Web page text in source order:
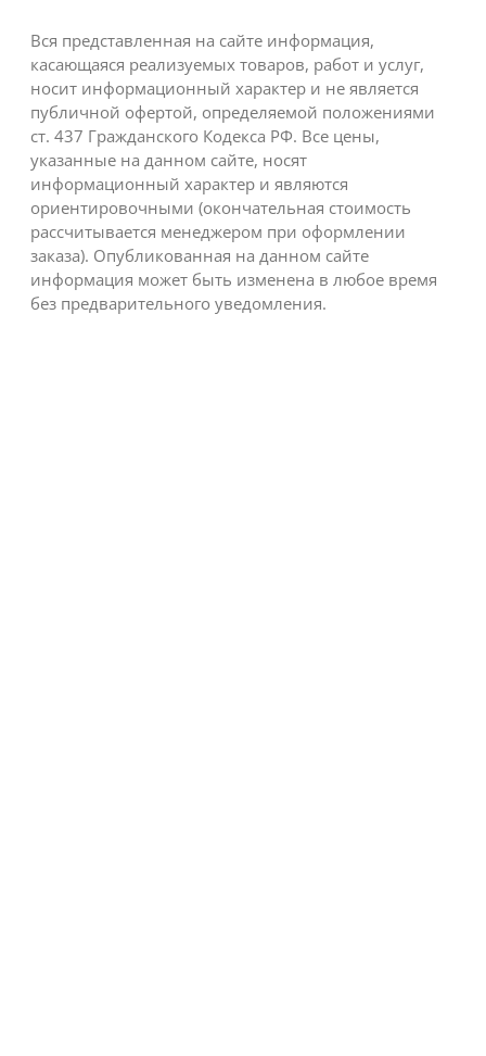
Вся представленная на сайте информация,
касающаяся реализуемых товаров, работ и услуг,
носит информационный характер и не является
публичной офертой, определяемой положениями
ст. 437 Гражданского Кодекса РФ. Все цены,
указанные на данном сайте, носят
информационный характер и являются
ориентировочными (окончательная стоимость
рассчитывается менеджером при оформлении
заказа). Опубликованная на данном сайте
информация может быть изменена в любое время
без предварительного уведомления.